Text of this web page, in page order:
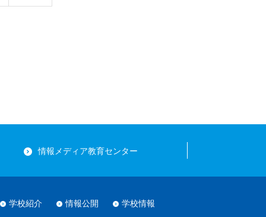
情報メディア教育センター
学校紹介 情報公開 学校情報